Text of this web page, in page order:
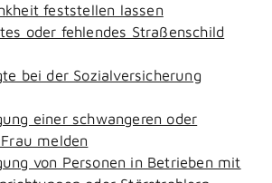
feststellen lassen
oder fehlendes Straßenschild
bei der Sozialversicherung
einer schwangeren oder
melden
von Personen in Betrieben mit